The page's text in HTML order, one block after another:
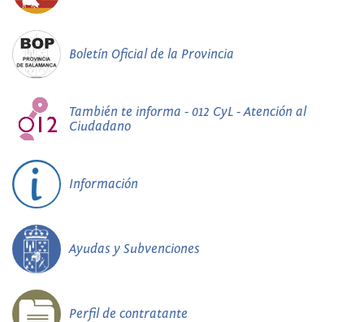
Boletín Oficial de la Provincia
También te informa - 012 CyL - Atención al
Ciudadano
Información
Ayudas y Subvenciones
Perfil de contratante